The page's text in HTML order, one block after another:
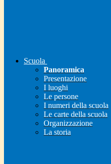
Scuola
Panoramica
Presentazione
I luoghi
Le persone
I numeri della scuola
Le carte della scuola
Organizzazione
La storia